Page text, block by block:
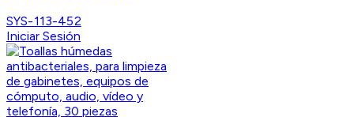
SYS-113-452
Iniciar Sesión